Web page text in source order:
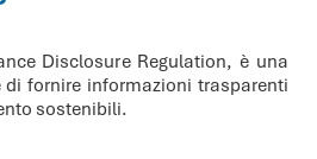
Disclosure Regulation, è una
di fornire informazioni trasparenti
sostenibili.